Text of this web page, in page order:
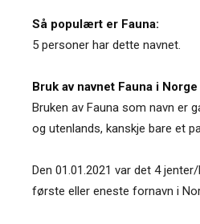
Så populært er Fauna:
5 personer har dette navnet.
Bruk av navnet Fauna i
Bruken av Fauna som navn er
og utenlands, kanskje bare et
Den 01.01.2021 var det 4
første eller eneste fornavn i